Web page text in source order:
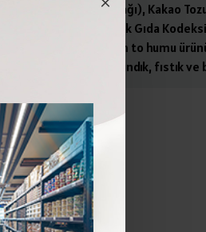
Bitkisel Yağ (Mısır Yağı), Kakao
(Sitrik Asit). Türk Gıda
saklayınız.Susam to humu
içerir. Eser miktarda fındık, fıstık